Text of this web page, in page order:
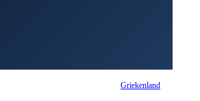
Griekenland